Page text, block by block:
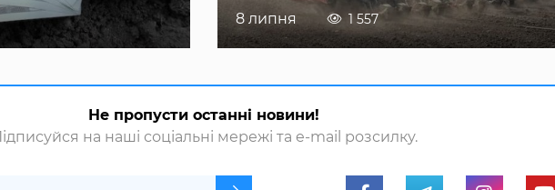
8 липня 1 557
Не пропусти останні новини!
на наші соціальні мережі та e-mail розсилку.